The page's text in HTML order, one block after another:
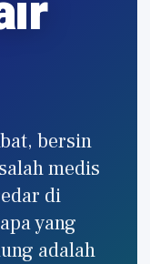
bersin
medis
di
yang
adalah